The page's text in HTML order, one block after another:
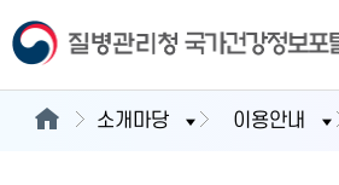
소개마당 이용안내